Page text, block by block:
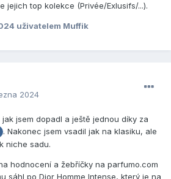
jejich top kolekce (Privée/Exlusifs/...).
uživatelem Muffik
2024
jsem dopadl a ještě jednou díky za
. Nakonec jsem vsadil jak na klasiku, ale
niche sadu.
hodnocení a žebříčky na parfumo.com
sáhl po Dior Homme Intense, který je na